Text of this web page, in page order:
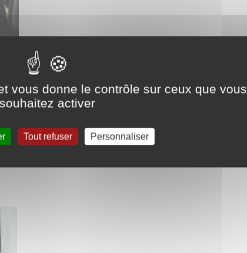
vous donne le contrôle sur ceux que vous
souhaitez activer
Tout refuser Personnaliser